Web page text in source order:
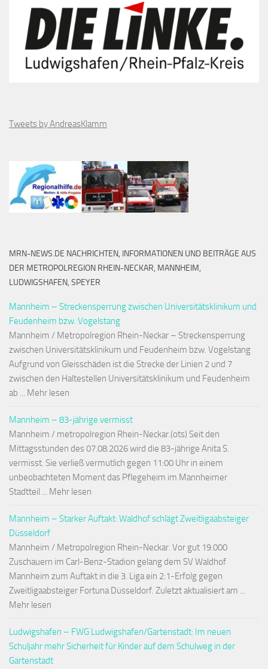
Tweets by AndreasKlamm
MRN-NEWS.DE NACHRICHTEN, INFORMATIONEN UND BEITRÄGE AUS
DER METROPOLREGION RHEIN-NECKAR, MANNHEIM,
LUDWIGSHAFEN, SPEYER
Mannheim – Streckensperrung zwischen Universitätsklinikum und
Feudenheim bzw. Vogelstang
Mannheim / Metropolregion Rhein-Neckar – Streckensperrung
zwischen Universitätsklinikum und Feudenheim bzw. Vogelstang
Aufgrund von Gleisschäden ist die Strecke der Linien 2 und 7
zwischen den Haltestellen Universitätsklinikum und Feudenheim
ab ... Mehr lesen
Mannheim – 83-jährige vermisst
Mannheim / metropolregion Rhein-Neckar.(ots) Seit den
Mittagsstunden des 07.08.2026 wird die 83-jährige Anita S.
vermisst. Sie verließ vermutlich gegen 11:00 Uhr in einem
unbeobachteten Moment das Pflegeheim im Mannheimer
Stadtteil ... Mehr lesen
Mannheim – Starker Auftakt: Waldhof schlägt Zweitligaabsteiger
Düsseldorf
Mannheim / Metropolregion Rhein-Neckar. Vor gut 19.000
Zuschauern im Carl-Benz-Stadion gelang dem SV Waldhof
Mannheim zum Auftakt in die 3. Liga ein 2:1-Erfolg gegen
Zweitligaabsteiger Fortuna Düsseldorf. Zuletzt aktualisiert am ...
Mehr lesen
Ludwigshafen – FWG Ludwigshafen/Gartenstadt: Im neuen
Schuljahr mehr Sicherheit für Kinder auf dem Schulweg in der
Gartenstadt